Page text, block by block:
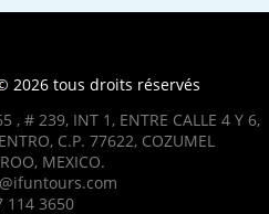
2026 tous droits réservés
, # 239, INT 1, ENTRE CALLE 4 Y 6,
C.P. 77622, COZUMEL
MEXICO.
114 3650